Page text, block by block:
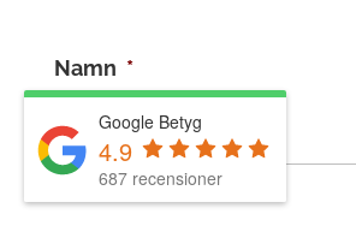
Namn *
Förnamn
Google Betyg
4.9
687 recensioner